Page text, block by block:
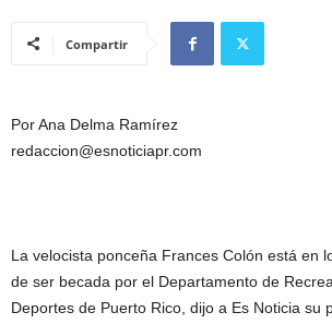
Compartir
Por Ana Delma Ramírez
redaccion@esnoticiapr.com
La velocista ponceña Frances Colón está en
de ser becada por el Departamento de
Deportes de Puerto Rico, dijo a Es Noticia su